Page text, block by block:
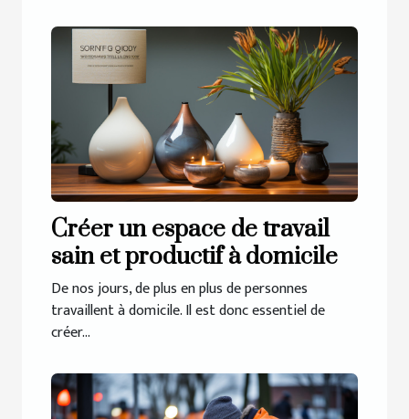
Créer un espace de travail
sain et productif à domicile
De nos jours, de plus en plus de personnes
travaillent à domicile. Il est donc essentiel de
créer...